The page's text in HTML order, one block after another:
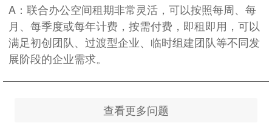
A：联合办公空间租期非常灵活，可以按照每周、每
月、每季度或每年计费，按需付费，即租即用，可以
满足初创团队、过渡型企业、临时组建团队等不同发
展阶段的企业需求。
查看更多问题